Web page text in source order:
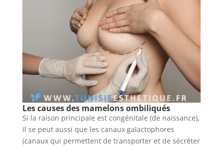
Les causes des mamelons ombiliqués
Si la raison principale est congénitale (de naissance),
il se peut aussi que les canaux galactophores
(canaux qui permettent de transporter et de sécréter